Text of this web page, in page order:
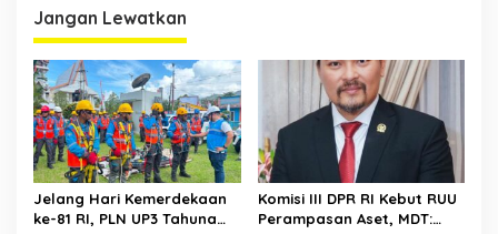
Jangan Lewatkan
Jelang Hari Kemerdekaan
ke-81 RI, PLN UP3 Tahuna
Komisi III DPR RI Kebut RUU
Perampasan Aset, MDT: